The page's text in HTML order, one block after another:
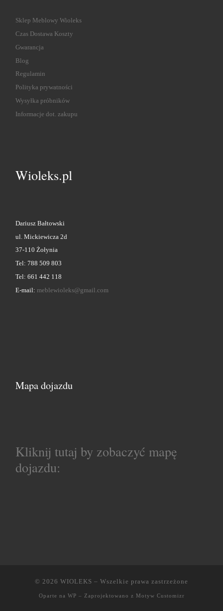
Sklep Meblowy Wioleks
Czas Dostawa Koszty
Gwarancja
Blog
Regulamin
Polityka prywatności
Wysyłka próbników
Informacje dot. zakupu
Wioleks.pl
Dariusz Bałtowski
ul. Mickiewicza 2d
37-110 Żołynia
Tel: 788 509 803
Tel: 661 442 118
E-mail: meblewioleks@gmail.com
Mapa dojazdu
Kliknij tutaj by zobaczyć mapę
dojazdu:
© 2026 WIOLEKS – Wszelkie prawa zastrzeżone
Oparte na WP – Zaprojektowano z Motyw Customizr